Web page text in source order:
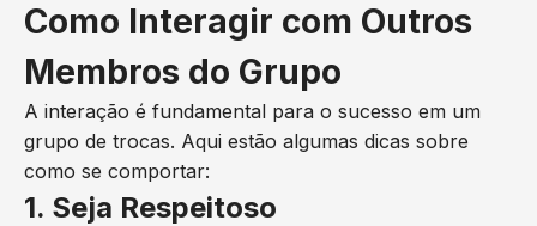
Como Interagir com Outros
Membros do Grupo
A interação é fundamental para o sucesso em um
grupo de trocas. Aqui estão algumas dicas sobre
como se comportar:
1. Seja Respeitoso